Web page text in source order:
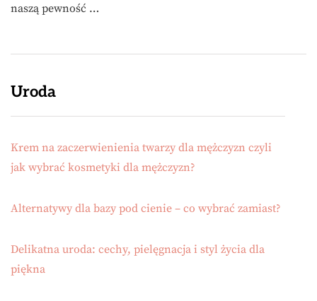
naszą pewność …
Uroda
Krem na zaczerwienienia twarzy dla mężczyzn czyli
jak wybrać kosmetyki dla mężczyzn?
Alternatywy dla bazy pod cienie – co wybrać zamiast?
Delikatna uroda: cechy, pielęgnacja i styl życia dla
piękna